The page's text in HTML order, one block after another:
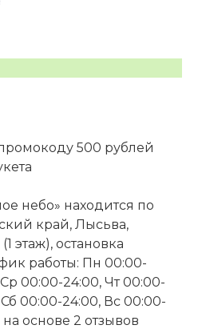
500 рублей
небо» находится по
край, Лысьва,
этаж), остановка
работы: Пн 00:00-
00:00-24:00, Чт 00:00-
00:00-24:00, Вс 00:00-
основе 2 отзывов